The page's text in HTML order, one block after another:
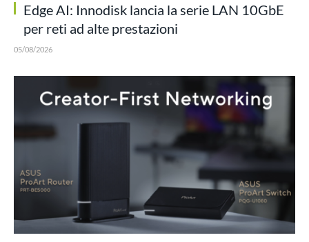
Edge AI: Innodisk lancia la serie LAN 10GbE
per reti ad alte prestazioni
05/08/2026